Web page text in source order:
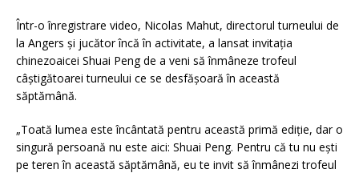
Într-o înregistrare video, Nicolas Mahut, directorul turneului de
la Angers şi jucător încă în activitate, a lansat invitaţia
chinezoaicei Shuai Peng de a veni să înmâneze trofeul
câştigătoarei turneului ce se desfăşoară în această
săptămână.
„Toată lumea este încântată pentru această primă ediţie, dar o
singură persoană nu este aici: Shuai Peng. Pentru că tu nu eşti
pe teren în această săptămână, eu te invit să înmânezi trofeul